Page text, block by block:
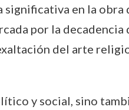
en la
por la
del arte
y social, sino